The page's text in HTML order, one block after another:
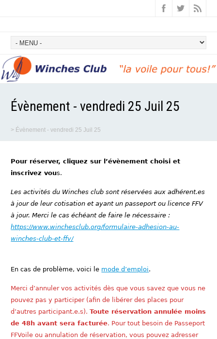
Évènement - vendredi 25 Juil 25
> Évènement - vendredi 25 Juil 25
Pour réserver, cliquez sur l’évènement choisi et
inscrivez vous.
Les activités du Winches club sont réservées aux adhérent.es
à jour de leur cotisation et ayant un passeport ou licence FFV
à jour. Merci le cas échéant de faire le nécessaire :
https://www.winchesclub.org/formulaire-adhesion-au-
winches-club-et-ffv/
En cas de problème, voici le mode d’emploi.
Merci d’annuler vos activités dès que vous savez que vous ne
pouvez pas y participer (afin de libérer des places pour
d’autres participant.e.s).Toute réservation annulée moins
de 48h avant sera facturée. Pour tout besoin de Passeport
FFVoile ou annulation de réservation, vous pouvez adresser